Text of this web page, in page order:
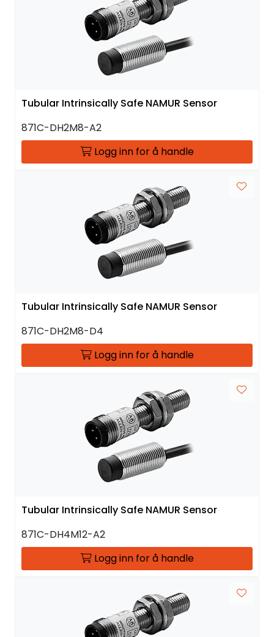
Tubular Intrinsically Safe NAMUR Sensor
871C-DH2M8-A2
Logg inn for å handle
Tubular Intrinsically Safe NAMUR Sensor
871C-DH2M8-D4
Logg inn for å handle
Tubular Intrinsically Safe NAMUR Sensor
871C-DH4M12-A2
Logg inn for å handle